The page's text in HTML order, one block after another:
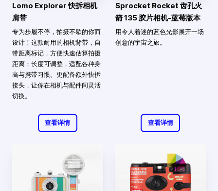
Lomo Explorer 快拆相机
肩带
专为步履不停，拍摄不歇的你而
设计！这款耐用的相机背带，自
带距离标记，方便快速估算拍摄
距离；长度可调整，适配各种身
高与携带习惯。更配备额外快拆
接头，让你在相机与配件间灵活
切换。
查看详情
Sprocket Rocket 齿孔火
箭 135 胶片相机-蓝莓版本
用令人着迷的蓝色光影展开一场
创意的宇宙之旅。
查看详情